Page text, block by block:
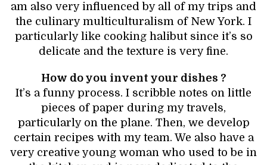
am also very influenced by all of my trips and
the culinary multiculturalism of New York. I
particularly like cooking halibut since it’s so
delicate and the texture is very fine.
How do you invent your dishes ?
It’s a funny process. I scribble notes on little
pieces of paper during my travels,
particularly on the plane. Then, we develop
certain recipes with my team. We also have a
very creative young woman who used to be in